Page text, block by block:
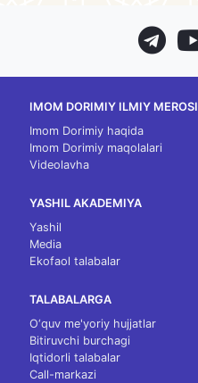
IMOM DORIMIY ILMIY MEROSI
Imom Dorimiy haqida
Imom Dorimiy maqolalari
Videolavha
YASHIL AKADEMIYA
Yashil
Media
Ekofaol talabalar
TALABALARGA
O‘quv me'yoriy hujjatlar
Bitiruvchi burchagi
Iqtidorli talabalar
Call-markazi